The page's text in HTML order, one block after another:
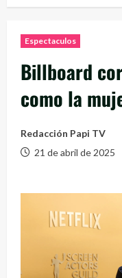
Espectaculos
Billboard
como la
Redacción Papi TV
21 de abril de 2025